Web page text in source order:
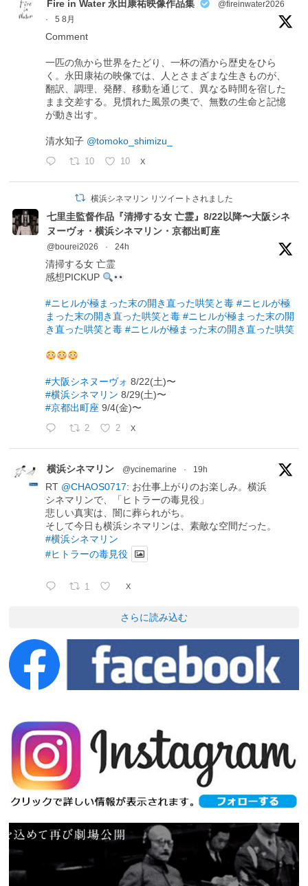
Fire in Water 永田康祐映像作品集
@fireinwater2026
·
5 8月
Comment
一匹の魚から世界をたどり、一杯の酒から歴史をひら
く。永田康祐の映像では、人とさまざまな生きものが、
翻訳、調理、発酵、移動を通じて、異なる時間を宿した
まま交差する。見慣れた風景の奥で、無数の生命と記憶
が動き出す。
清水知子 @tomoko_shimizu_
10 10 X
横浜シネマリン リツイートされました
七里圭監督作品『清掃する女 亡霊』8/22以降〜大阪シネ
ヌーヴォ・横浜シネマリン・京都出町座
@bourei2026 · 24h
清掃する女 亡霊
感想PICKUP
#ニヒルが極まった末の開き直った哄笑と毒 #ニヒルが極
まった末の開き直った哄笑と毒 #ニヒルが極まった末の開
き直った哄笑と毒 #ニヒルが極まった末の開き直った哄笑
#大阪シネヌーヴォ 8/22(土)〜
#横浜シネマリン 8/29(土)〜
#京都出町座 9/4(金)〜
2 2 X
横浜シネマリン @ycinemarine · 19h
RT @CHAOS0717: お仕事上がりのお楽しみ。横浜
シネマリンで、「ヒトラーの毒見役」
悲しい真実は、闇に葬られがち。
そして今日も横浜シネマリンは、素敵な空間だった。
#横浜シネマリン
#ヒトラーの毒見役
1 X
さらに読み込む